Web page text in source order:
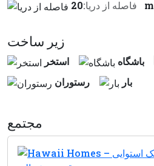
فاصله از دريا:
20 m
زير ساخت
استخر باشگاه
رستوران
بار
مجتمع